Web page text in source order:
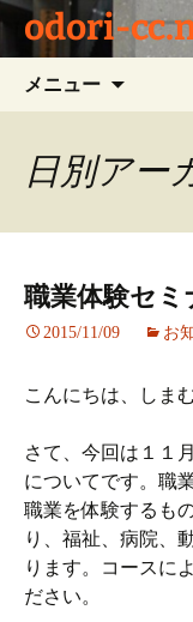
odori-
メニュー
ン
ッ
日別アー
職業体験セミ
2015/11/09 お
こんにちは、しま
さて、今回は１１
についてです。職
職業を体験するも
り、福祉、病院、
ります。コースに
ださい。